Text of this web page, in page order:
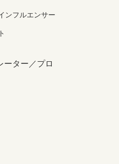
ンフルエンサー
ーター／プロ